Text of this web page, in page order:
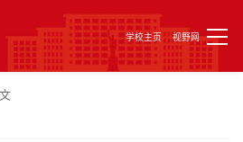
学校主页 视野网